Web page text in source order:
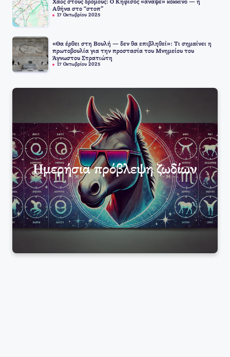
Χάος στους δρόμους: Ο Κηφισός «άναψε» κόκκινο — η
Αθήνα στο “στοπ”
17 Οκτωβρίου 2025
«Θα έρθει στη Βουλή — δεν θα επιβληθεί»: Τι σημαίνει η
πρωτοβουλία για την προστασία του Μνημείου του
Άγνωστου Στρατιώτη
17 Οκτωβρίου 2025
Ημερήσια πρόβλεψη ζωδίων